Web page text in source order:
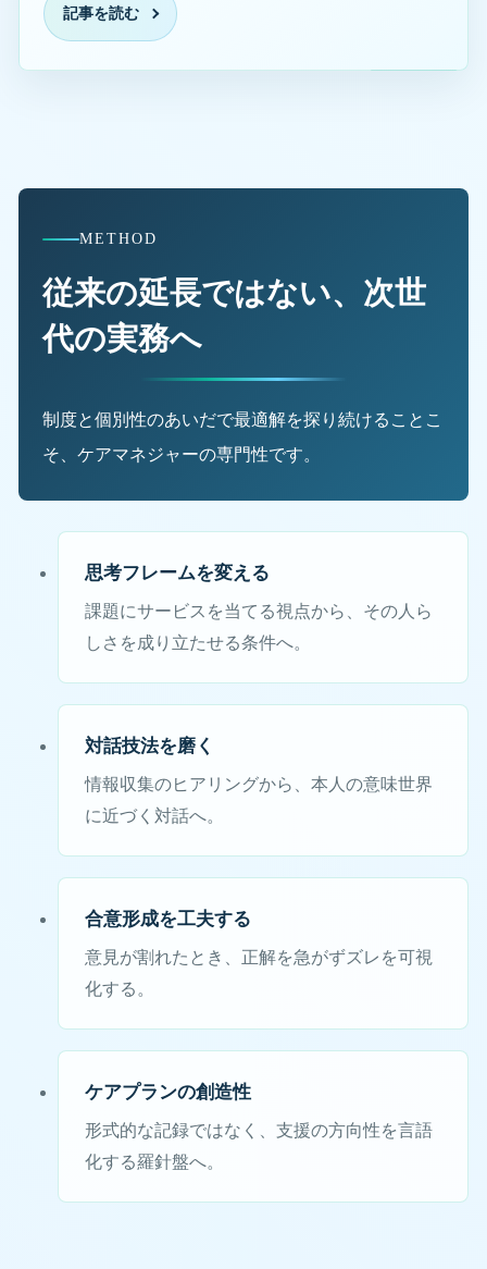
記事を読む
METHOD
従来の延長ではない、次世
代の実務へ
制度と個別性のあいだで最適解を探り続けることこ
そ、ケアマネジャーの専門性です。
思考フレームを変える
課題にサービスを当てる視点から、その人ら
しさを成り立たせる条件へ。
対話技法を磨く
情報収集のヒアリングから、本人の意味世界
に近づく対話へ。
合意形成を工夫する
意見が割れたとき、正解を急がずズレを可視
化する。
ケアプランの創造性
形式的な記録ではなく、支援の方向性を言語
化する羅針盤へ。